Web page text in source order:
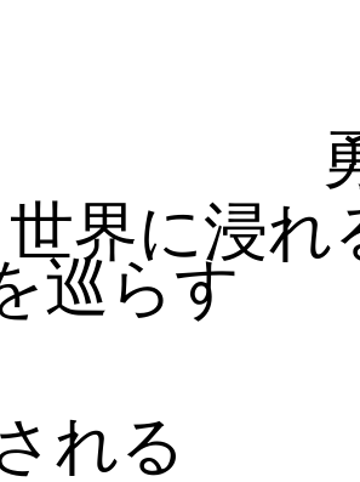
れる
巡らす
世界に浸れ